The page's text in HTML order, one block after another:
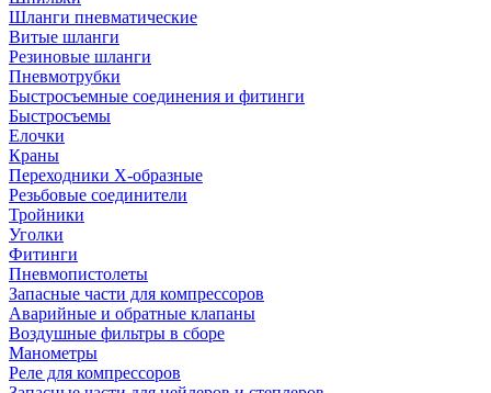
Шланги пневматические
Витые шланги
Резиновые шланги
Пневмотрубки
Быстросъемные соединения и фитинги
Быстросъемы
Елочки
Краны
Переходники Х-образные
Резьбовые соединители
Тройники
Уголки
Фитинги
Пневмопистолеты
Запасные части для компрессоров
Аварийные и обратные клапаны
Воздушные фильтры в сборе
Манометры
Реле для компрессоров